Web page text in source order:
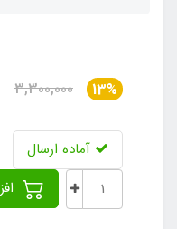
13%
3,300,000
آماده ارسال